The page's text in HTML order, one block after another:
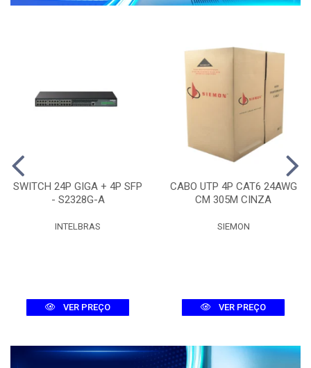
SWITCH 24P GIGA + 4P SFP
- S2328G-A
INTELBRAS
VER PREÇO
CABO UTP 4P CAT6 24AWG
CM 305M CINZA
SIEMON
VER PREÇO